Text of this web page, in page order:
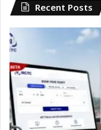
Recent Posts